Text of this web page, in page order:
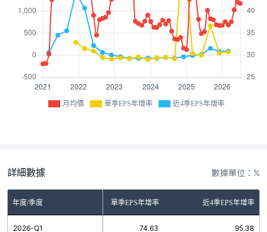
月均價 單季EPS年增率 近4季EPS年增率
詳細數據 數據單位：%
年度/季度 單季EPS年增率 近4季EPS年增率
2026-Q1 74.63 95.38